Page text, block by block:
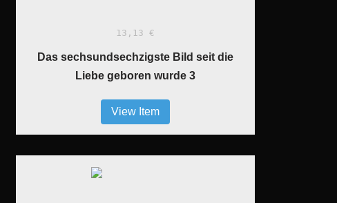
13,13 €
Das sechsundsechzigste Bild seit die
Liebe geboren wurde 3
View Item